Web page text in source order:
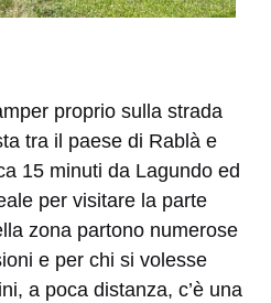
proprio sulla strada
tra il paese di Rablà e
15 minuti da Lagundo ed
per visitare la parte
zona partono numerose
e per chi si volesse
a poca distanza, c’è una